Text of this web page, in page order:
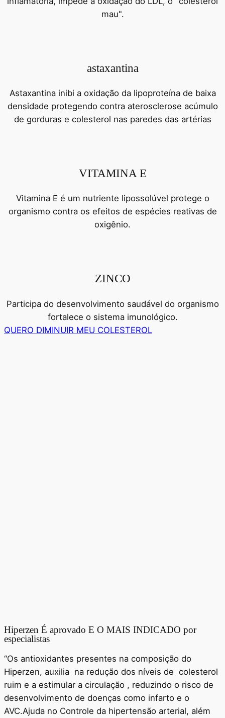
mau".
astaxantina
Astaxantina inibi a oxidação da lipoproteína de baixa
densidade protegendo contra aterosclerose acúmulo
de gorduras e colesterol nas paredes das artérias
VITAMINA E
Vitamina E é um nutriente lipossolúvel protege o
organismo contra os efeitos de espécies reativas de
oxigênio.
ZINCO
Participa do desenvolvimento saudável do organismo
fortalece o sistema imunológico.
QUERO DIMINUIR MEU COLESTEROL
Hiperzen É aprovado E O MAIS INDICADO por
especialistas
“Os antioxidantes presentes na composição do
Hiperzen, auxilia na redução dos níveis de colesterol
ruim e a estimular a circulação , reduzindo o risco de
desenvolvimento de doenças como infarto e o
AVC.Ajuda no Controle da hipertensão arterial, além